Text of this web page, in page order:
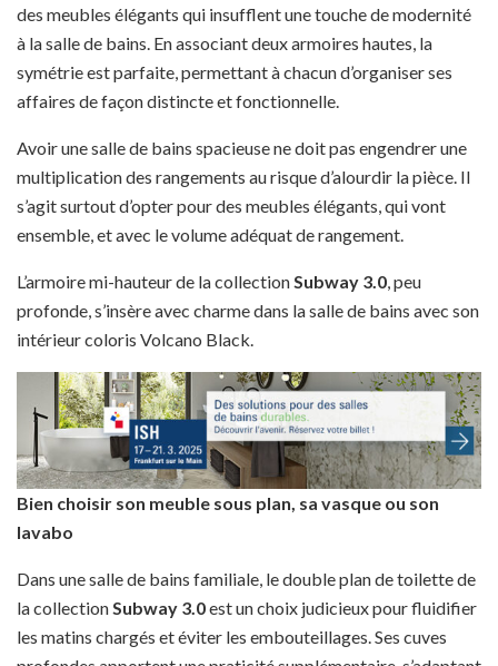
des meubles élégants qui insufflent une touche de modernité
à la salle de bains. En associant deux armoires hautes, la
symétrie est parfaite, permettant à chacun d’organiser ses
affaires de façon distincte et fonctionnelle.
Avoir une salle de bains spacieuse ne doit pas engendrer une
multiplication des rangements au risque d’alourdir la pièce. Il
s’agit surtout d’opter pour des meubles élégants, qui vont
ensemble, et avec le volume adéquat de rangement.
L’armoire mi-hauteur de la collectionSubway 3.0, peu
profonde, s’insère avec charme dans la salle de bains avec son
intérieur coloris Volcano Black.
Bien choisir son meuble sous plan, sa vasque ou son
lavabo
Dans une salle de bains familiale, le double plan de toilette de
la collectionSubway 3.0est un choix judicieux pour fluidifier
les matins chargés et éviter les embouteillages. Ses cuves